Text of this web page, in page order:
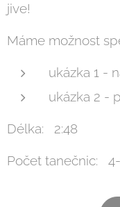
jive!
Máme možnost
ukázka 1 -
ukázka 2 -
Délka: 2:48
Počet tanečnic: